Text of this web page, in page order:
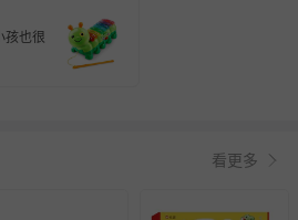
孩也很
看更多